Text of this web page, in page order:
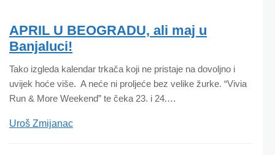
APRIL U BEOGRADU, ali maj u
Banjaluci!
Tako izgleda kalendar trkača koji ne pristaje na dovoljno i
uvijek hoće više. A neće ni proljeće bez velike žurke. “Vivia
Run & More Weekend” te čeka 23. i 24.…
Uroš Zmijanac